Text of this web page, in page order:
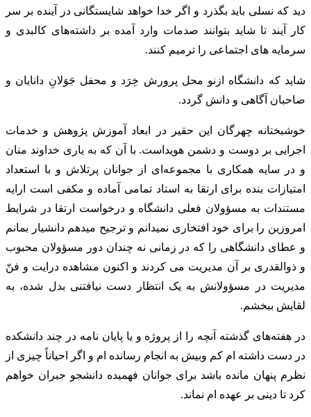
دید که نسلی باید بگذرد و اگر خدا خواهد شایستگانی در آینده بر سر
کار آیند تا شاید بتوانند صدمات وارد آمده بر داشته‌های کالبدی و
سرمایه های اجتماعی را ترمیم کنند.
شاید که دانشگاه ازنو محل پرورش خِرَد و محفل جَوَلانِ دانایان و
صاحبان آگاهی و دانش گردد.
خوشبختانه چهرگان این حقیر در ابعاد آموزش پژوهش و خدمات
اجرایی بر دوست و دشمن هویداست. با آن که به یاری خداوند منان
و در سایه همکاری با مجموعه‌ای از جوانان پرتلاش و با استعداد
امتیازات بنده برای ارتقا به استاد تمامی آماده و مکفی است ارایه
مستندات به مسؤولان فعلی دانشگاه و درخواست ارتقا در شرایط
امروزین را برای خود افتخاری نمیدانم و ترجیح میدهم دانشیار بمانم
و عطای دانشگاهی را که در زمانی نه چندان دور مسؤولان محبوب
و ذوالقدری بر آن مدیریت می کردند و اکنون مشاهده درایت و فنّ
مدیریت در مسؤولانش به یک انتظار دست نیافتنی بدل شده، به
لقایش ببخشم.
در هفته‌های گذشته آنچه را از پروژه و یا پایان نامه در چند دانشکده
در دست داشته ام کم وبیش به انجام رسانده ام و اگر احیاناً چیزی از
نظرم پنهان مانده باشد برای جوانان فهمیده دانشجو جبران خواهم
کرد تا دینی بر عهده ام نماند.